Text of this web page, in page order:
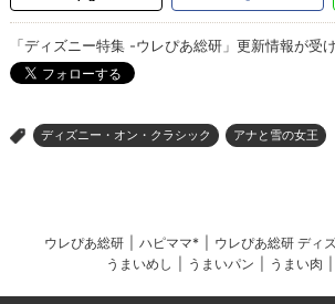
「ディズニー特集 -ウレぴあ総研」更新情報が受
> ディズニー・オン・クラシック アナと雪の女王
ウレぴあ総研 ハピママ* ウレぴあ総研 ディ
うまいめし
うまいパン うまい肉